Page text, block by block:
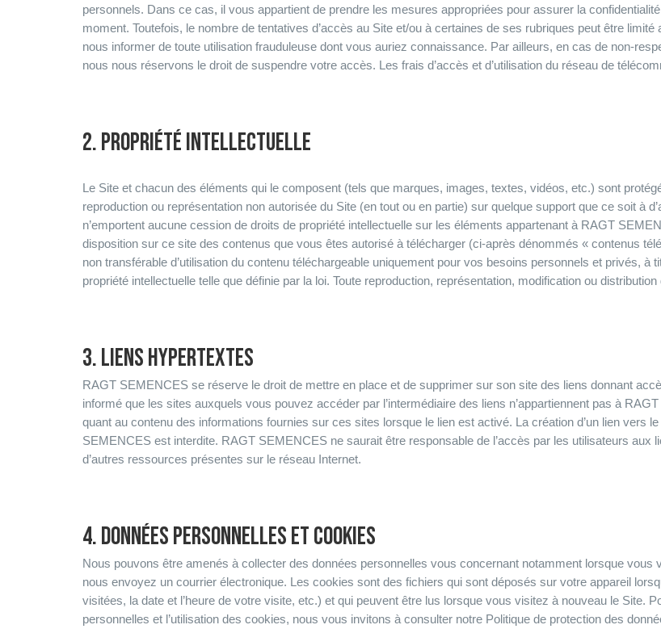
personnels. Dans ce cas, il vous appartient de prendre les mesures appropriées pour assurer la
moment. Toutefois, le nombre de tentatives d’accès au Site et/ou à certaines de ses rubriques peut être
nous informer de toute utilisation frauduleuse dont vous auriez connaissance. Par ailleurs, en cas de non-
nous nous réservons le droit de suspendre votre accès. Les frais d’accès et d’utilisation du réseau de
2. PROPRIÉTÉ INTELLECTUELLE
Le Site et chacun des éléments qui le composent (tels que marques, images, textes, vidéos, etc.) sont
reproduction ou représentation non autorisée du Site (en tout ou en partie) sur quelque support que ce soit à
n’emportent aucune cession de droits de propriété intellectuelle sur les éléments appartenant à RAGT
disposition sur ce site des contenus que vous êtes autorisé à télécharger (ci-après dénommés « contenus
non transférable d’utilisation du contenu téléchargeable uniquement pour vos besoins personnels et privés, à
propriété intellectuelle telle que définie par la loi. Toute reproduction, représentation, modification ou
3. LIENS HYPERTEXTES
RAGT SEMENCES se réserve le droit de mettre en place et de supprimer sur son site des liens donnant
informé que les sites auxquels vous pouvez accéder par l’intermédiaire des liens n’appartiennent pas à
quant au contenu des informations fournies sur ces sites lorsque le lien est activé. La création d’un lien vers
SEMENCES est interdite. RAGT SEMENCES ne saurait être responsable de l’accès par les utilisateurs
d’autres ressources présentes sur le réseau Internet.
4. DONNÉES PERSONNELLES ET COOKIES
Nous pouvons être amenés à collecter des données personnelles vous concernant notamment lorsque
nous envoyez un courrier électronique. Les cookies sont des fichiers qui sont déposés sur votre appareil
visitées, la date et l’heure de votre visite, etc.) et qui peuvent être lus lorsque vous visitez à nouveau le Site.
personnelles et l’utilisation des cookies, nous vous invitons à consulter notre Politique de protection des